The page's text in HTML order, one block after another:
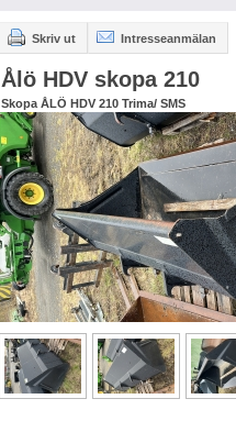
Skriv ut Intresseanmälan
Ålö HDV skopa 210
Skopa ÅLÖ HDV 210 Trima/ SMS